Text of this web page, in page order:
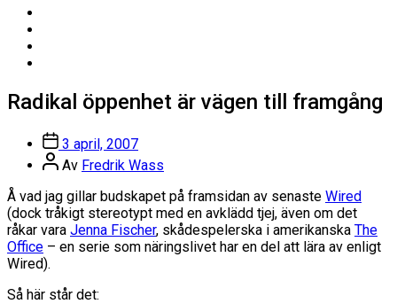
Radikal öppenhet är vägen till framgång
Inläggsdatum
3 april, 2007
Inläggsförfattare
Av Fredrik Wass
Å vad jag gillar budskapet på framsidan av senaste Wired
(dock tråkigt stereotypt med en avklädd tjej, även om det
råkar vara Jenna Fischer, skådespelerska i amerikanska The
Office – en serie som näringslivet har en del att lära av enligt
Wired).
Så här står det: